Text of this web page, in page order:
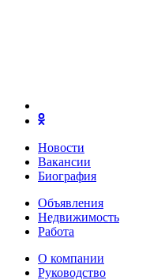
Новости
Вакансии
Биография
Объявления
Недвижимость
Работа
О компании
Руководство